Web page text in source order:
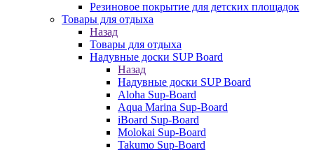
Резиновое покрытие для детских площадок
Товары для отдыха
Назад
Товары для отдыха
Надувные доски SUP Board
Назад
Надувные доски SUP Board
Aloha Sup-Board
Aqua Marina Sup-Board
iBoard Sup-Board
Molokai Sup-Board
Takumo Sup-Board